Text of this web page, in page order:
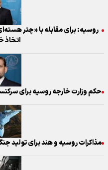
روسیه: برای مقابله با «چتر
اتخاذ
حکم وزارت خارجه روسیه برای
مذاکرات روسیه و هند برای تولید